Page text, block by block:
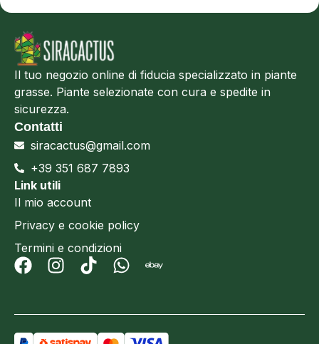
Il tuo negozio online di fiducia specializzato in piante
grasse. Piante selezionate con cura e spedite in
sicurezza.
Contatti
siracactus@gmail.com
+39 351 687 7893
Link utili
Il mio account
Privacy e cookie policy
Termini e condizioni